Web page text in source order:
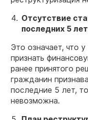
Отсутствие
последних 5 лет
Это означает, что
признать
ранее принятого
гражданин
последние 5 лет,
невозможна.